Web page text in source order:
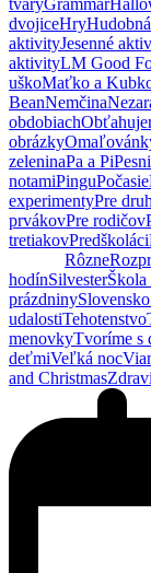
dvojiceHry
aktivityJesenné
aktivityLM Good
uškoMaťko a
BeanNemčina
obdobiach
obrázky
zeleninaPa a Pi
notamiPinguPočasie
experimentyPre
prvákovPre rodičov
tretiakovPredškoláci
Rôzne
hodínSilvesterŠkola
prázdninySlovensko
udalostiTehotenstvo
menovkyTvoríme s
deťmiVeľká noc
and Christmas